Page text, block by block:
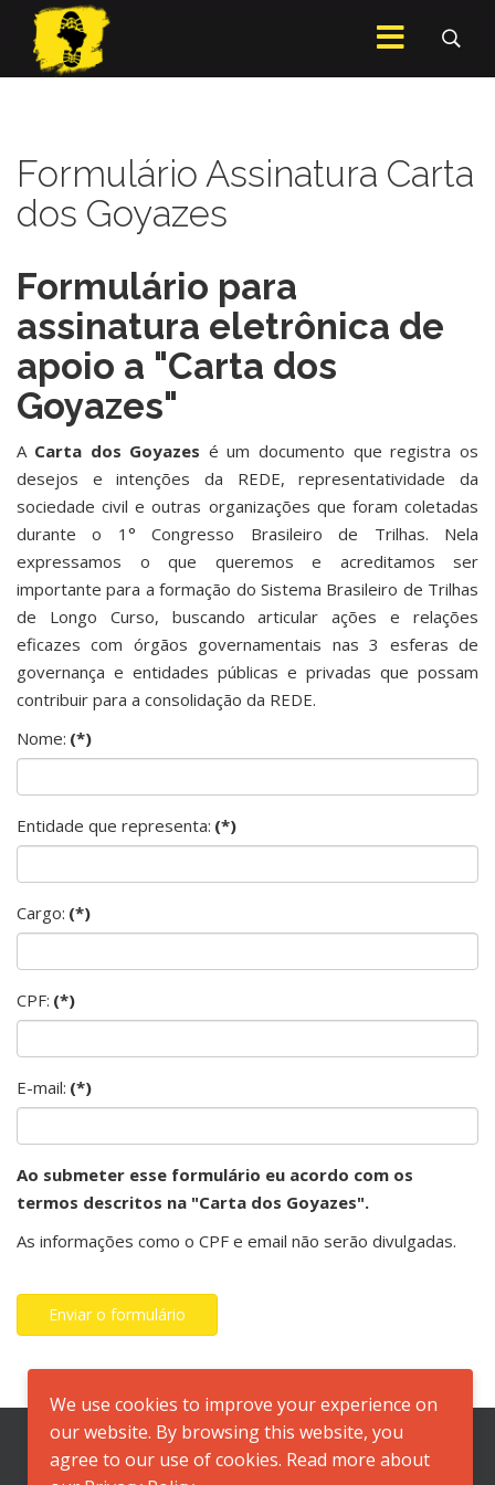
Formulário Assinatura Carta
dos Goyazes
Formulário para
assinatura eletrônica de
apoio a "Carta dos
Goyazes"
ACarta dos Goyazes é um documento que registra os
desejos e intenções da REDE, representatividade da
sociedade civil e outras organizações que foram coletadas
durante o 1° Congresso Brasileiro de Trilhas. Nela
expressamos o que queremos e acreditamos ser
importante para a formação do Sistema Brasileiro de Trilhas
de Longo Curso, buscando articular ações e relações
eficazes com órgãos governamentais nas 3 esferas de
governança e entidades públicas e privadas que possam
contribuir para a consolidação da REDE.
Nome: (*)
Entidade que representa: (*)
Cargo: (*)
CPF: (*)
E-mail: (*)
Ao submeter esse formulário eu acordo com os
termos descritos na "Carta dos Goyazes".
As informações como o CPF e email não serão divulgadas.
Enviar o formulário
We use cookies to improve your experience on
our website. By browsing this website, you
agree to our use of cookies. Read more about